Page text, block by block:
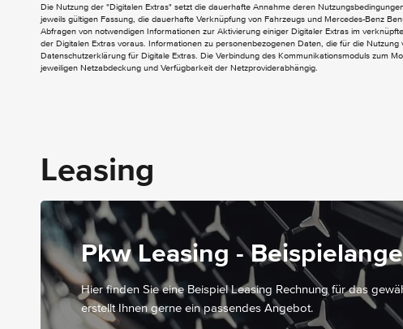
Anhängerrangier-Assistent
Colorverglasung im Fond - Schwarzglas
Aktiver Feststeller Schiebetür
Aussenspiegel elektrisch heranklappbar
Fenster fest hinten
INTERIEUR
Klimaanlage halbautom. geregelt -
TEMPMATIC im Fond
Airbag Beifahrer
Armlehnen für Bestuhlung im Fahrgastraum
Bel. im Haltegriff Fond mit Lesespot
Die Nutzung der "Digitalen Extras" setzt die dauerhafte Annahme deren
jeweils gültigen Fassung, die dauerhafte Verknüpfung von Fahrzeugs und Mercedes-Benz
Abfragen von notwendigen Informationen zur Aktivierung einiger Digitaler Extras im
der Digitalen Extras voraus. Informationen zu personenbezogenen Daten, die für die
Datenschutzerklärung für Digitale Extras. Die Verbindung des Kommunikationsmoduls zum
jeweiligen Netzabdeckung und Verfügbarkeit der Netzproviderabhängig.
Leasing
Pkw Leasing -
Hier finden Sie eine Beispiel Leasing Rechnung für das
erstellt Ihnen gerne ein passendes Angebot.